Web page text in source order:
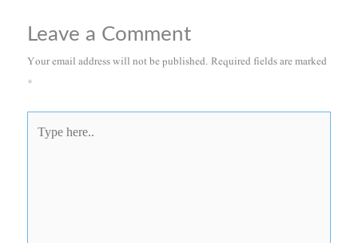
Leave a Comment
Your email address will not be published.Required fields are marked
*
here..